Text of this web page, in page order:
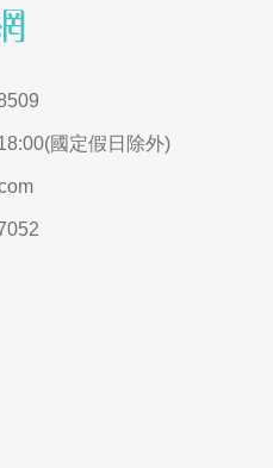
國定假日除外)